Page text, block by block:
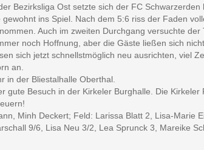
Bezirksliga Ost setzte sich der FC
gewohnt ins Spiel. Nach dem 5:6 riss der Faden
Auch im zweiten Durchgang versuchte
noch Hoffnung, aber die Gäste ließen sich
sich jetzt schnellstmöglich neu ausrichten, viel
an.
in der Bliestalhalle Oberthal.
gute Besuch in der Kirkeler Burghalle. Die
Minh Deckert; Feld: Larissa Blatt 2, Lisa-Marie
9/6, Lisa Neu 3/2, Lea Sprunck 3, Mareike